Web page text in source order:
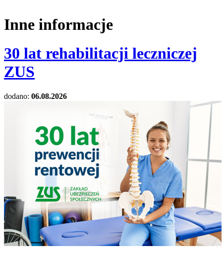
Inne informacje
30 lat rehabilitacji leczniczej
ZUS
dodano: 06.08.2026